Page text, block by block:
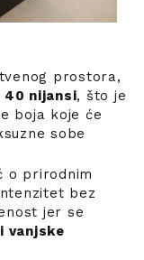
prostora,
40 nijansi, što je
boja koje će
sobe
o prirodnim
bez
jer se
vanjske